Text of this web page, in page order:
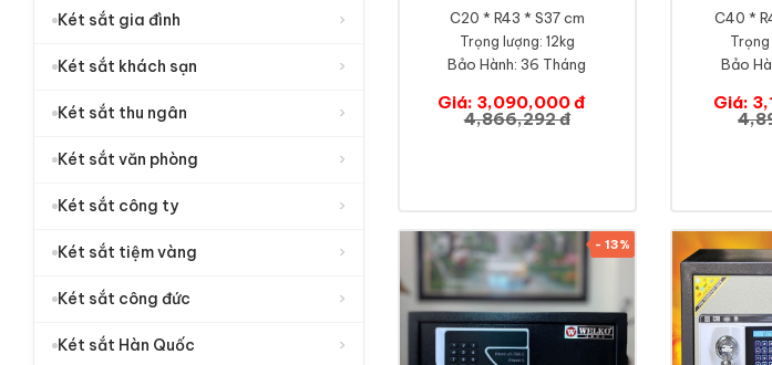
Két sắt gia đình ›
Két sắt khách sạn ›
Két sắt thu ngân ›
Két sắt văn phòng ›
Két sắt công ty ›
Két sắt tiệm vàng ›
Két sắt công đức ›
Két sắt Hàn Quốc ›
C20 * R43 * S37 cm
Trọng lượng: 12kg
Bảo Hành: 36 Tháng
Giá: 3,090,000 đ
4,866,292 đ
C40 *
Bảo
Giá:
- 13%